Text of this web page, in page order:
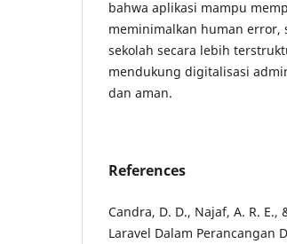
bahwa aplikasi mampu
meminimalkan human error,
sekolah secara lebih
mendukung digitalisasi
dan aman.
References
Candra, D. D., Najaf, A. R. E.,
Laravel Dalam Perancangan